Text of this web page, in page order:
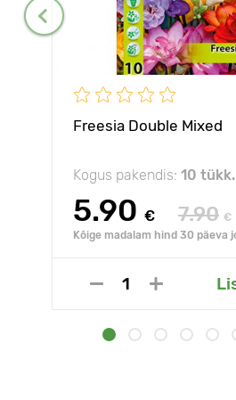
Freesia Double Mixed
Kogus pakendis: 10 tükk.
5.90 € 7.90 €
Kõige madalam hind 30 päeva